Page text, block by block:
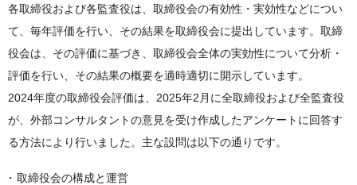
各取締役および各監査役は、取締役会の有効性・実効性などについ
て、毎年評価を行い、その結果を取締役会に提出しています。取締
役会は、その評価に基づき、取締役会全体の実効性について分析・
評価を行い、その結果の概要を適時適切に開示しています。
2024年度の取締役会評価は、2025年2月に全取締役および全監査役
が、外部コンサルタントの意見を受け作成したアンケートに回答す
る方法により行いました。主な設問は以下の通りです。
取締役会の構成と運営